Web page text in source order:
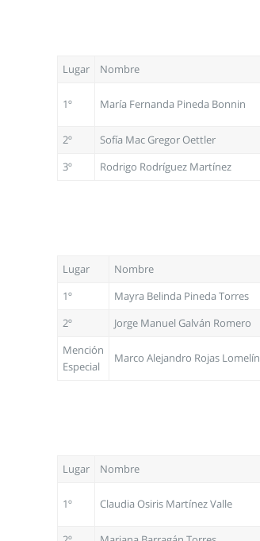
Lugar Nombre
1º María Fernanda Pineda Bonnin
2º
Sofía Mac Gregor Oettler
3º
Rodrigo Rodríguez Martínez
Lugar Nombre
1º
Mayra Belinda Pineda Torres
2º
Jorge Manuel Galván Romero
Mención
Especial
Marco Alejandro Rojas Lomelín
Lugar Nombre
1º Claudia Osiris Martínez Valle